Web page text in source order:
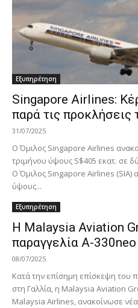
Εξυπηρέτηση
Singapore Airlines:
παρά τις προκλήσεις
31/07/2025
Ο Όμιλος Singapore Airlines
τριμήνου ύψους S$405 εκατ. σε
Ο Όμιλος Singapore Airlines (SIA)
ύψους...
Εξυπηρέτηση
Η Malaysia Aviation
παραγγελία A-330neo
08/07/2025
Κατά την επίσημη επίσκεψη του
στη Γαλλία, η Malaysia Aviation
Malaysia Airlines, ανακοίνωσε